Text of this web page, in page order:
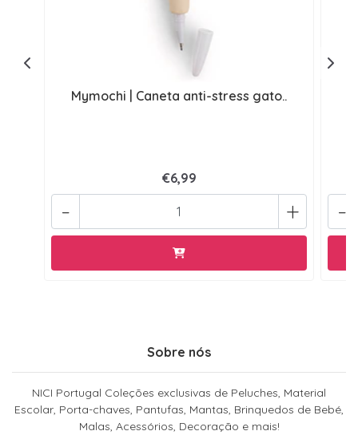
Mymochi | Caneta anti-stress gato..
€6,99
+
- -
Sobre nós
NICI Portugal Coleções exclusivas de Peluches, Material
Escolar, Porta-chaves, Pantufas, Mantas, Brinquedos de Bebé,
Malas, Acessórios, Decoração e mais!